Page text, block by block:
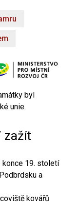
byl
unie.
zažít
konce 19. století
a
kovářů